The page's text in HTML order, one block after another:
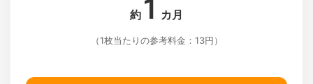
約 1 カ月
（1枚当たりの参考料金：13円）